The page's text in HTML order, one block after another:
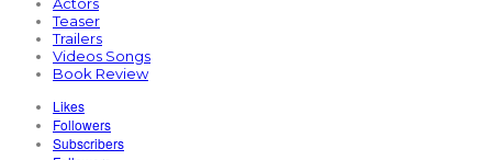
Teaser
Trailers
Videos Songs
Book Review
Likes
Followers
Subscribers